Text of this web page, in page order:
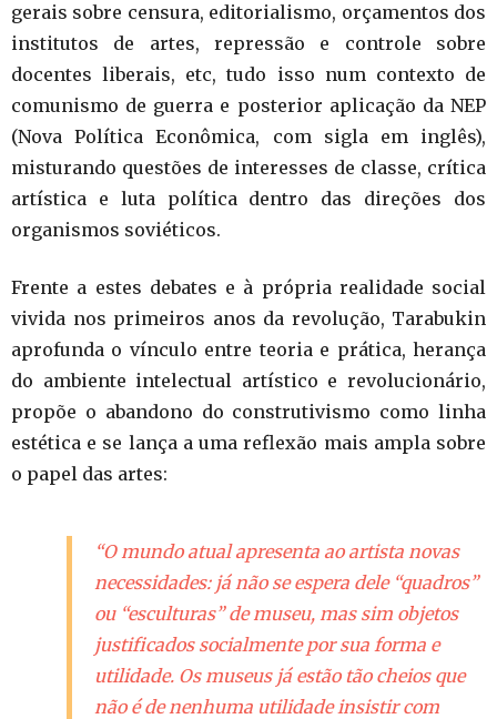
gerais sobre censura, editorialismo, orçamentos dos
institutos de artes, repressão e controle sobre
docentes liberais, etc, tudo isso num contexto de
comunismo de guerra e posterior aplicação da NEP
(Nova Política Econômica, com sigla em inglês),
misturando questões de interesses de classe, crítica
artística e luta política dentro das direções dos
organismos soviéticos.
Frente a estes debates e à própria realidade social
vivida nos primeiros anos da revolução, Tarabukin
aprofunda o vínculo entre teoria e prática, herança
do ambiente intelectual artístico e revolucionário,
propõe o abandono do construtivismo como linha
estética e se lança a uma reflexão mais ampla sobre
o papel das artes:
“O mundo atual apresenta ao artista novas
necessidades: já não se espera dele “quadros”
ou “esculturas” de museu, mas sim objetos
justificados socialmente por sua forma e
utilidade. Os museus já estão tão cheios que
não é de nenhuma utilidade insistir com